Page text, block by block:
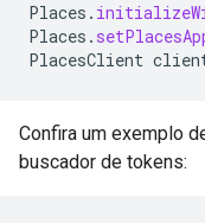
Places .
Places .
PlacesClient
Confira um exemplo
buscador de tokens: